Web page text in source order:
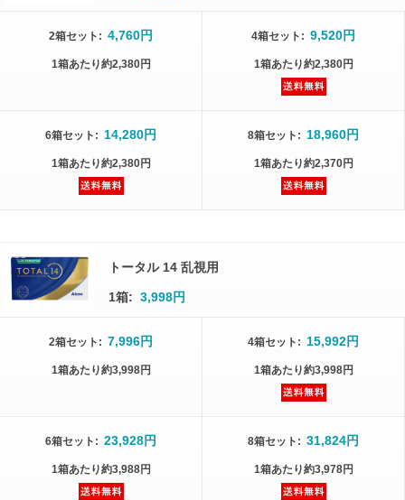
2箱セット : 4,760円
1箱あたり約2,380円
4箱セット : 9,520円
1箱あたり約2,380円
6箱セット : 14,280円
1箱あたり約2,380円
8箱セット : 18,960円
1箱あたり約2,370円
トータル 14 乱視用
1箱: 3,998円
2箱セット : 7,996円
1箱あたり約3,998円
4箱セット : 15,992円
1箱あたり約3,998円
6箱セット : 23,928円
1箱あたり約3,988円
8箱セット : 31,824円
1箱あたり約3,978円